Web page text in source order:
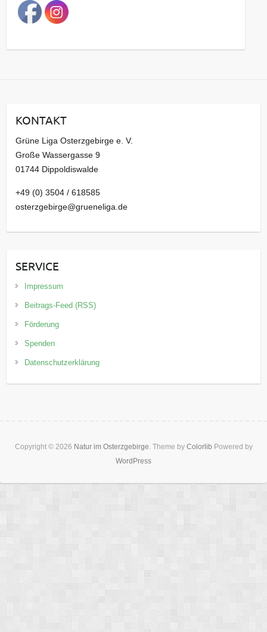
a
g
a
v
KONTAKT
Grüne Liga Osterzgebirge e. V.
Große Wassergasse 9
01744 Dippoldiswalde
+49 (0) 3504 / 618585
osterzgebirge@grueneliga.de
SERVICE
Impressum
Beitrags-Feed (RSS)
Förderung
Spenden
Datenschutzerklärung
Copyright © 2026 Natur im Osterzgebirge. Theme by Colorlib Powered by
WordPress